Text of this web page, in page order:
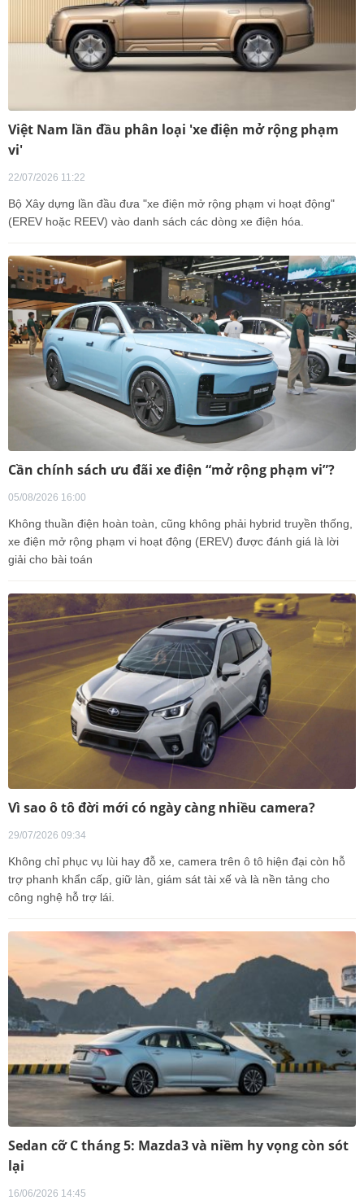
Việt Nam lần đầu phân loại 'xe điện mở rộng phạm
vi'
22/07/2026 11:22
Bộ Xây dựng lần đầu đưa "xe điện mở rộng phạm vi hoạt động"
(EREV hoặc REEV) vào danh sách các dòng xe điện hóa.
Cần chính sách ưu đãi xe điện “mở rộng phạm vi”?
05/08/2026 16:00
Không thuần điện hoàn toàn, cũng không phải hybrid truyền thống,
xe điện mở rộng phạm vi hoạt động (EREV) được đánh giá là lời
giải cho bài toán
Vì sao ô tô đời mới có ngày càng nhiều camera?
29/07/2026 09:34
Không chỉ phục vụ lùi hay đỗ xe, camera trên ô tô hiện đại còn hỗ
trợ phanh khẩn cấp, giữ làn, giám sát tài xế và là nền tảng cho
công nghệ hỗ trợ lái.
Sedan cỡ C tháng 5: Mazda3 và niềm hy vọng còn sót
lại
16/06/2026 14:45